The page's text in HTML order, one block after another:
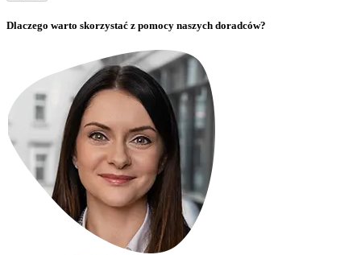
Dlaczego warto skorzystać z pomocy naszych doradców?